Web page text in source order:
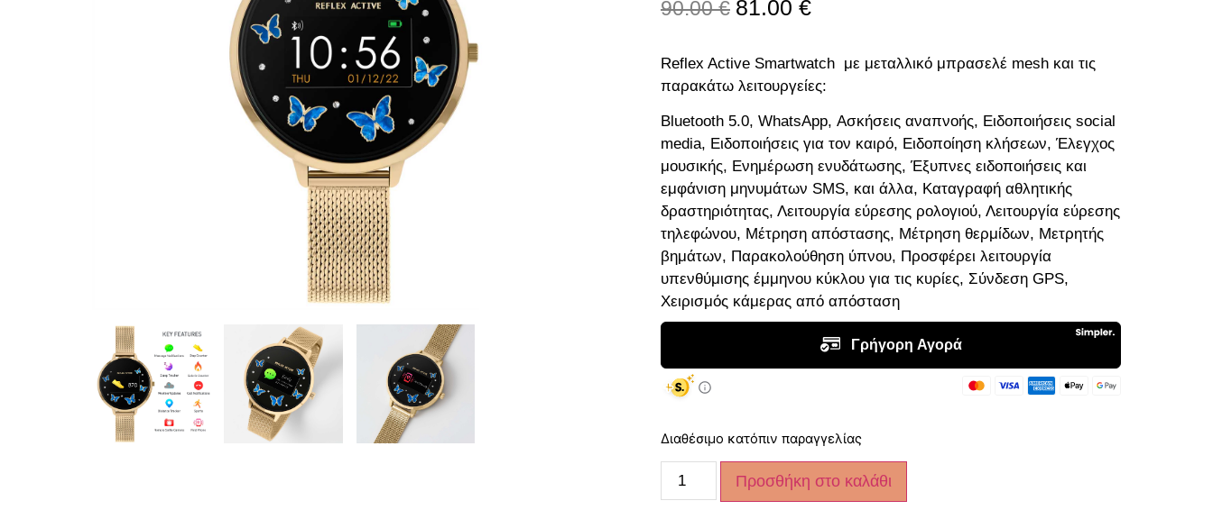
90.00€ 81.00 €
Reflex Active Smartwatch με μεταλλικό μπρασελέ mesh και τις
παρακάτω λειτουργείες:
Bluetooth 5.0, WhatsApp, Ασκήσεις αναπνοής, Ειδοποιήσεις social
media, Ειδοποιήσεις για τον καιρό, Ειδοποίηση κλήσεων, Έλεγχος
μουσικής, Ενημέρωση ενυδάτωσης, Έξυπνες ειδοποιήσεις και
εμφάνιση μηνυμάτων SMS, και άλλα, Καταγραφή αθλητικής
δραστηριότητας, Λειτουργία εύρεσης ρολογιού, Λειτουργία εύρεσης
τηλεφώνου, Μέτρηση απόστασης, Μέτρηση θερμίδων, Μετρητής
βημάτων, Παρακολούθηση ύπνου, Προσφέρει λειτουργία
υπενθύμισης έμμηνου κύκλου για τις κυρίες, Σύνδεση GPS,
Χειρισμός κάμερας από απόσταση
Διαθέσιμο κατόπιν παραγγελίας
Προσθήκη στο καλάθι